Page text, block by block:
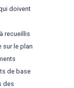
doivent
recueillis
sur le plan
de base
des